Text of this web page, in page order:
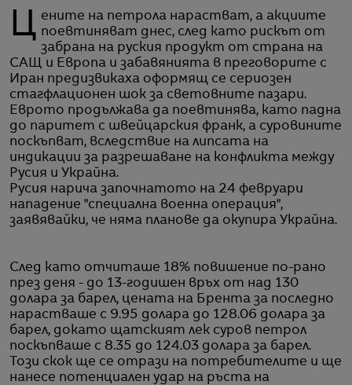
Цените на петрола нарастват, а акциите поевтиняват днес, след като рискът от
забрана на руския продукт от страна на
САЩ и Европа и забавянията в преговорите с
Иран предизвикаха оформящ се сериозен
стагфлационен шок за световните пазари.
Еврото продължава да поевтинява, като падна
до паритет с швейцарския франк, а суровините
поскъпват, вследствие на липсата на
индикации за разрешаване на конфликта между
Русия и Украйна.
Русия нарича започнатото на 24 февруари
нападение "специална военна операция",
заявявайки, че няма планове да окупира Украйна.
След като отчиташе 18% повишение по-рано
през деня - до 13-годишен връх от над 130
долара за барел, цената на Брента за последно
нарастваше с 9.95 долара до 128.06 долара за
барел, докато щатският лек суров петрол
поскъпваше с 8.35 до 124.03 долара за барел.
Този скок ще се отрази на потребителите и ще
нанесе потенциален удар на ръста на